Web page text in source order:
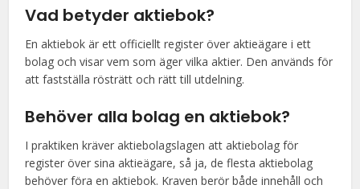
Vad betyder aktiebok?
En aktiebok är ett officiellt register över aktieägare i ett
bolag och visar vem som äger vilka aktier. Den används för
att fastställa rösträtt och rätt till utdelning.
Behöver alla bolag en aktiebok?
I praktiken kräver aktiebolagslagen att aktiebolag för
register över sina aktieägare, så ja, de flesta aktiebolag
behöver föra en aktiebok. Kraven berör både innehåll och